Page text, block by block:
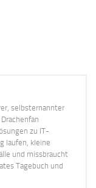
selbsternannter
zu IT-
laufen, kleine
und missbraucht
Tagebuch und